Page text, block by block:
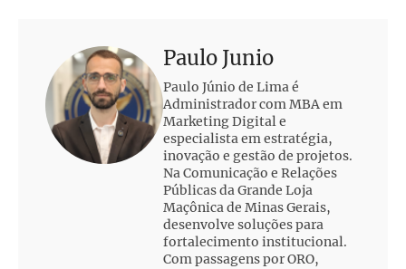
Paulo Junio
Paulo Júnio de Lima é
Administrador com MBA em
Marketing Digital e
especialista em estratégia,
inovação e gestão de projetos.
Na Comunicação e Relações
Públicas da Grande Loja
Maçônica de Minas Gerais,
desenvolve soluções para
fortalecimento institucional.
Com passagens por ORO,